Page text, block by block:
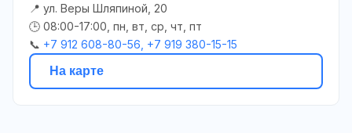
📍 ул. Веры Шляпиной, 20
🕒 08:00-17:00, пн, вт, ср, чт, пт
📞 +7 912 608-80-56, +7 919 380-15-15
На карте